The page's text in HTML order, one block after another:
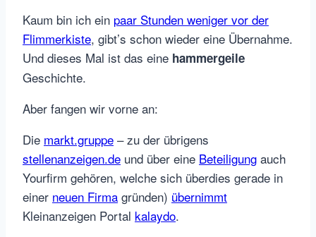
Kaum bin ich ein paar Stunden weniger vor der
Flimmerkiste, gibt’s schon wieder eine Übernahme.
Und dieses Mal ist das eine hammergeile
Geschichte.
Aber fangen wir vorne an:
Die markt.gruppe – zu der übrigens
stellenanzeigen.de und über eine Beteiligung auch
Yourfirm gehören, welche sich überdies gerade in
einer neuen Firma gründen) übernimmt
Kleinanzeigen Portal kalaydo.